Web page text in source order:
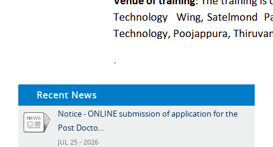
Recent News
Notice - ONLINE submission of application for the
Post Docto...
JUL 25 - 2026